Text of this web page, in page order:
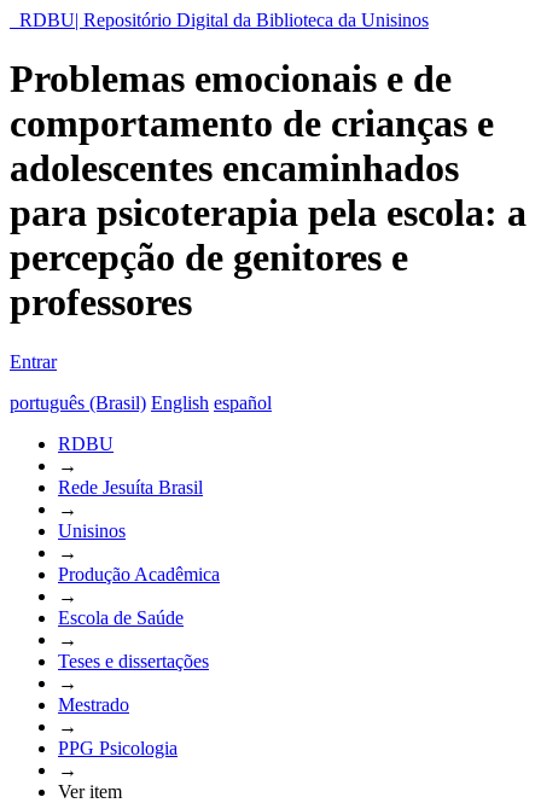
RDBU| Repositório Digital da Biblioteca da Unisinos
Problemas emocionais e de
comportamento de crianças e
adolescentes encaminhados
para psicoterapia pela escola: a
percepção de genitores e
professores
Entrar
português (Brasil) English español
RDBU
→
Rede Jesuíta Brasil
→
Unisinos
→
Produção Acadêmica
→
Escola de Saúde
→
Teses e dissertações
→
Mestrado
→
PPG Psicologia
→
Ver item